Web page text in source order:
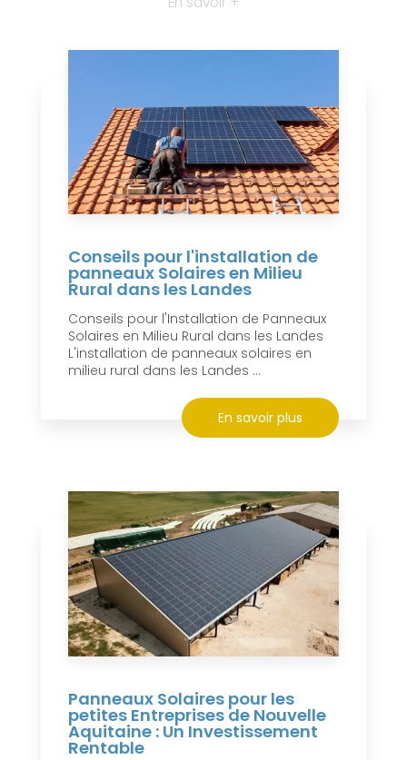
Conseils pour l'installation de
panneaux Solaires en Milieu
Rural dans les Landes
Conseils pour l'Installation de Panneaux
Solaires en Milieu Rural dans les Landes
L'installation de panneaux solaires en
milieu rural dans les Landes ...
En savoir plus
Panneaux Solaires pour les
petites Entreprises de Nouvelle
Aquitaine : Un Investissement
Rentable